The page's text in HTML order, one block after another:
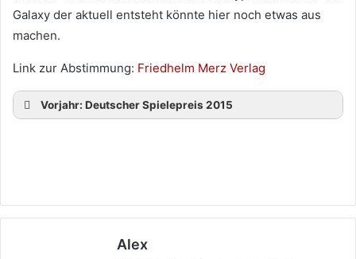
Galaxy der aktuell entsteht könnte hier noch etwas aus
machen.
Link zur Abstimmung: Friedhelm Merz Verlag
Vorjahr: Deutscher Spielepreis 2015
Alex